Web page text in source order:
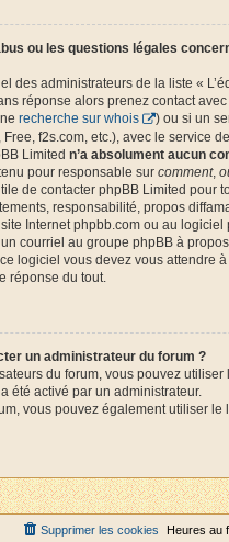
ou les questions légales
des administrateurs de la liste «
réponse alors prenez contact
recherche sur whois
) ou si un
f2s.com, etc.), avec le service
Limited n’a absolument aucun
pour responsable sur comment,
de contacter phpBB Limited pour
responsabilité, propos
Internet phpbb.com ou au logiciel
courriel au groupe phpBB à
logiciel vous devez vous attendre
réponse du tout.
un administrateur du forum ?
du forum, vous pouvez
été activé par un administrateur.
vous pouvez également utiliser le
Heures au
Supprimer les cookies